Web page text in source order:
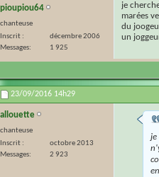
pioupiou64
chanteuse
Inscrit
décembre 2006
Messages
1 925
je
marées
du
un
23/09/2016 14h29
allouette
chanteuse
Inscrit
octobre 2013
Messages
2 923
je